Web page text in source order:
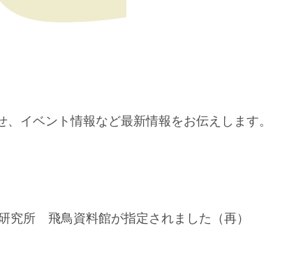
、イベント情報など最新情報をお伝えします。
究所 飛鳥資料館が指定されました（再）